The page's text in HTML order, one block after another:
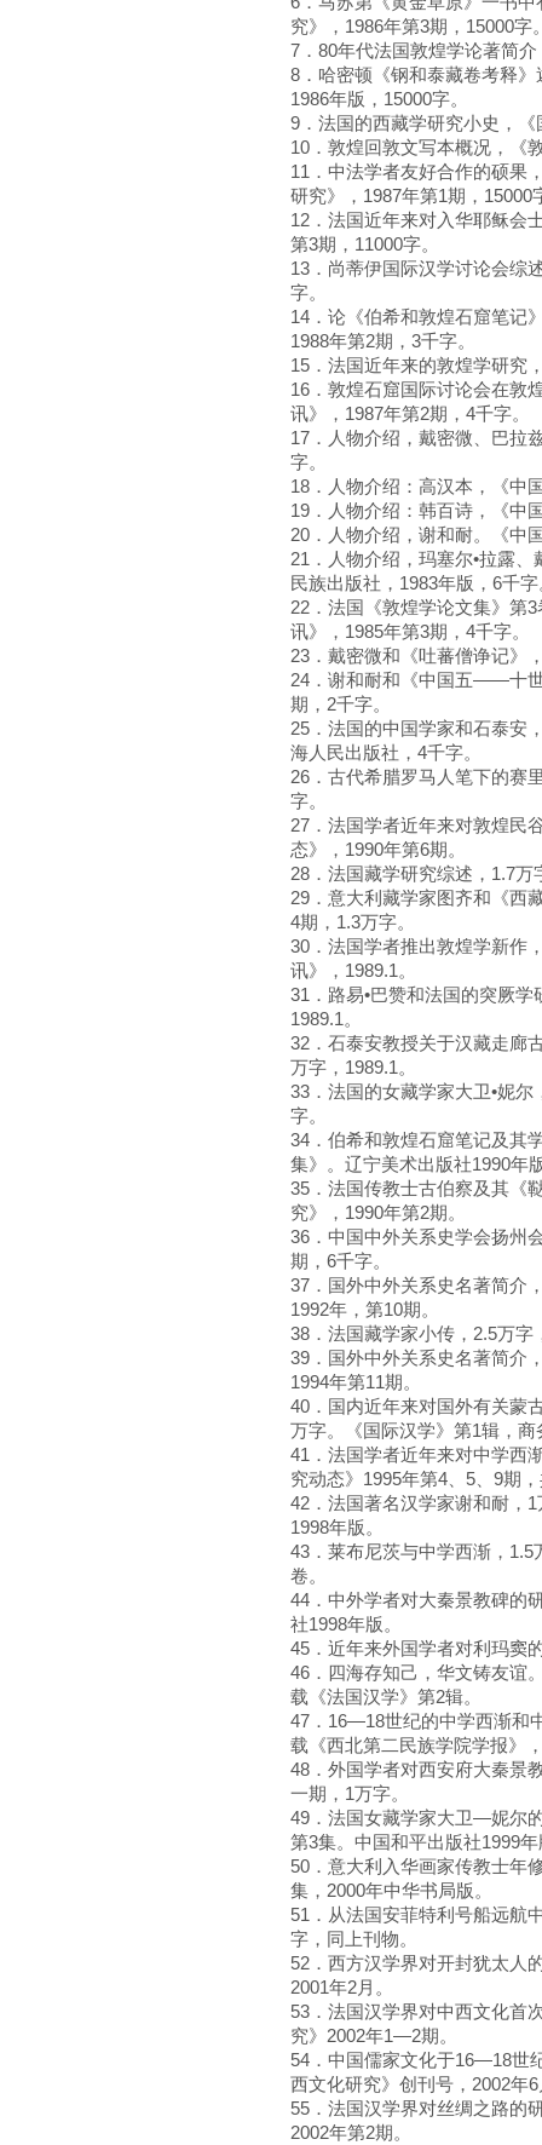
究》，1986年第3期，15000字
7．80年代法国敦煌学论著简
8．哈密顿《钢和泰藏卷考释
1986年版，15000字。
9．法国的西藏学研究小史，
10．敦煌回敦文写本概况，《
11．中法学者友好合作的硕果
研究》，1987年第1期，15000
12．法国近年来对入华耶稣会
第3期，11000字。
13．尚蒂伊国际汉学讨论会综
字。
14．论《伯希和敦煌石窟笔记
1988年第2期，3千字。
15．法国近年来的敦煌学研究
16．敦煌石窟国际讨论会在敦
讯》，1987年第2期，4千字。
17．人物介绍，戴密微、巴拉
字。
18．人物介绍：高汉本，《中
19．人物介绍：韩百诗，《中
20．人物介绍，谢和耐。《中
21．人物介绍，玛塞尔•拉露
民族出版社，1983年版，6千
22．法国《敦煌学论文集》第
讯》，1985年第3期，4千字。
23．戴密微和《吐蕃僧诤记》
24．谢和耐和《中国五——十
期，2千字。
25．法国的中国学家和石泰安
海人民出版社，4千字。
26．古代希腊罗马人笔下的赛
字。
27．法国学者近年来对敦煌民
态》，1990年第6期。
28．法国藏学研究综述，1.7
29．意大利藏学家图齐和《西
4期，1.3万字。
30．法国学者推出敦煌学新作
讯》，1989.1。
31．路易•巴赞和法国的突厥
1989.1。
32．石泰安教授关于汉藏走廊
万字，1989.1。
33．法国的女藏学家大卫•妮
字。
34．伯希和敦煌石窟笔记及其
集》。辽宁美术出版社1990年
35．法国传教士古伯察及其《
究》，1990年第2期。
36．中国中外关系史学会扬州
期，6千字。
37．国外中外关系史名著简介
1992年，第10期。
38．法国藏学家小传，2.5万字
39．国外中外关系史名著简介
1994年第11期。
40．国内近年来对国外有关蒙
万字。《国际汉学》第1辑，
41．法国学者近年来对中学西
究动态》1995年第4、5、9期
42．法国著名汉学家谢和耐，
1998年版。
43．莱布尼茨与中学西渐，
卷。
44．中外学者对大秦景教碑的
社1998年版。
45．近年来外国学者对利玛窦
46．四海存知己，华文铸友谊
载《法国汉学》第2辑。
47．16—18世纪的中学西渐和
载《西北第二民族学院学报》
48．外国学者对西安府大秦景
一期，1万字。
49．法国女藏学家大卫—妮尔
第3集。中国和平出版社1999
50．意大利入华画家传教士年
集，2000年中华书局版。
51．从法国安菲特利号船远航
字，同上刊物。
52．西方汉学界对开封犹太人
2001年2月。
53．法国汉学界对中西文化首
究》2002年1—2期。
54．中国儒家文化于16—18世
西文化研究》创刊号，2002年
55．法国汉学界对丝绸之路的
2002年第2期。